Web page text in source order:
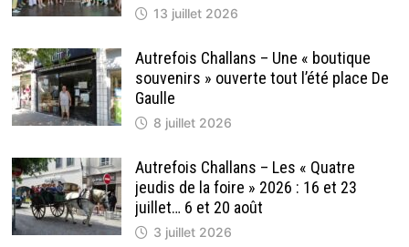
13 juillet 2026
Autrefois Challans – Une « boutique
souvenirs » ouverte tout l’été place De
Gaulle
8 juillet 2026
Autrefois Challans – Les « Quatre
jeudis de la foire » 2026 : 16 et 23
juillet… 6 et 20 août
3 juillet 2026